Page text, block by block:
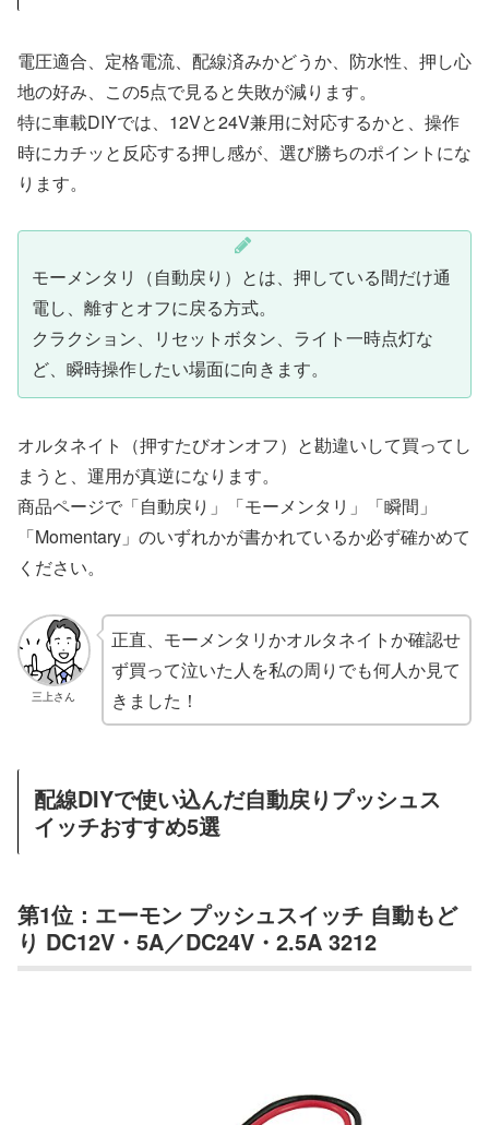
電圧適合、定格電流、配線済みかどうか、防水性、押し心
地の好み、この5点で見ると失敗が減ります。
特に車載DIYでは、12Vと24V兼用に対応するかと、操作
時にカチッと反応する押し感が、選び勝ちのポイントにな
ります。
モーメンタリ（自動戻り）とは、押している間だけ通
電し、離すとオフに戻る方式。
クラクション、リセットボタン、ライト一時点灯な
ど、瞬時操作したい場面に向きます。
オルタネイト（押すたびオンオフ）と勘違いして買ってし
まうと、運用が真逆になります。
商品ページで「自動戻り」「モーメンタリ」「瞬間」
「Momentary」のいずれかが書かれているか必ず確かめて
ください。
三上さん
正直、モーメンタリかオルタネイトか確認せ
ず買って泣いた人を私の周りでも何人か見て
きました！
配線DIYで使い込んだ自動戻りプッシュス
イッチおすすめ5選
第1位：エーモン プッシュスイッチ 自動もど
り DC12V・5A／DC24V・2.5A 3212